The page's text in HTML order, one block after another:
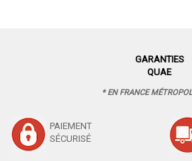
GARANTIES
QUAE
* EN FRANCE
PAIEMENT
SÉCURISÉ